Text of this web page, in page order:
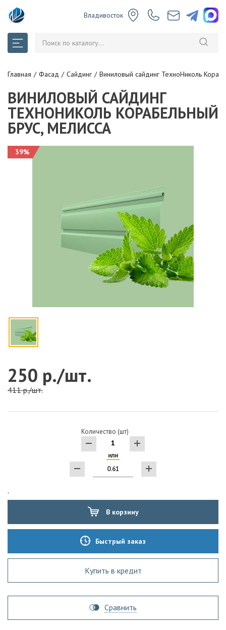
Владивосток
Главная Фасад Сайдинг Виниловый сайдинг ТехноНиколь
ВИНИЛОВЫЙ САЙДИНГ
ТЕХНОНИКОЛЬ КОРАБЕЛЬНЫЙ
БРУС, МЕЛИССА
39%
250 р./шт.
411 р./шт.
Количество (шт)
или
'
В корзину
Быстрый заказ
Купить в кредит
Сравнить